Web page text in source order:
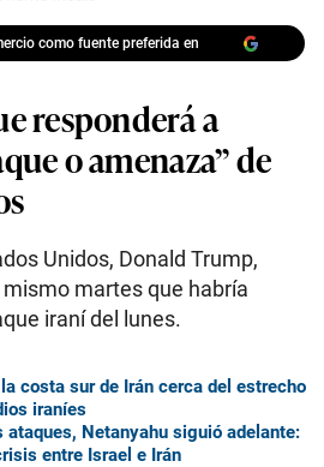
como fuente preferida en
responderá a
o amenaza” de
Unidos, Donald Trump,
martes que habría
iraní del lunes.
costa sur de Irán cerca del estrecho
iraníes
ataques, Netanyahu siguió adelante:
entre Israel e Irán